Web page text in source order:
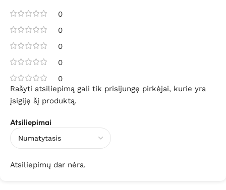
0
0
0
0
0
Atsiliepimai
Atsiliepimų dar nėra.
Rašyti atsiliepimą gali tik prisijungę pirkėjai, kurie yra
įsigiję šį produktą.